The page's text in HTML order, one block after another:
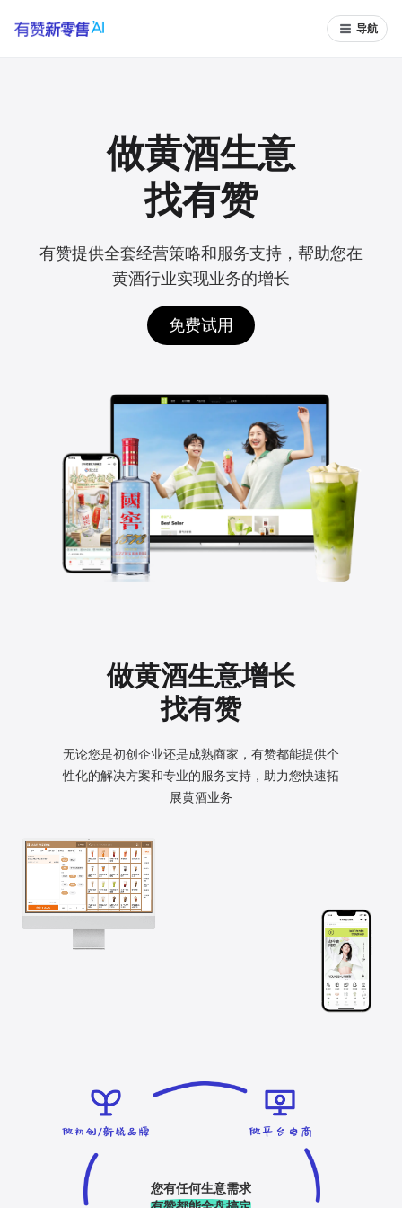
导航
做黄酒生意
找有赞
有赞提供全套经营策略和服务支持，帮助您在
黄酒行业实现业务的增长
免费试用
做黄酒生意增长
找有赞
无论您是初创企业还是成熟商家，有赞都能提供个
性化的解决方案和专业的服务支持，助力您快速拓
展黄酒业务
您有任何生意需求